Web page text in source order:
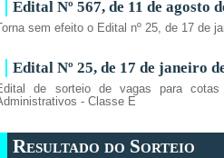
Edital Nº 567, de 11 de agosto
Torna sem efeito o Edital nº 25, de 17 de
Edital Nº 25, de 17 de janeiro
de sorteio de vagas para
- Classe E
Resultado do Sorteio